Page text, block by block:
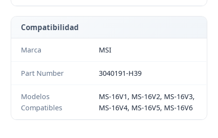
Compatibilidad
Marca MSI
Part Number 3040191-H39
Modelos
Compatibles
MS-16V1, MS-16V2, MS-16V3,
MS-16V4, MS-16V5, MS-16V6